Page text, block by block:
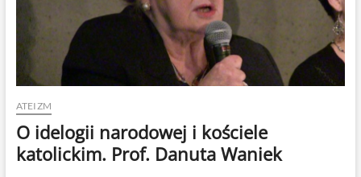
ATEIZM
O idelogii narodowej i kościele
katolickim. Prof. Danuta Waniek